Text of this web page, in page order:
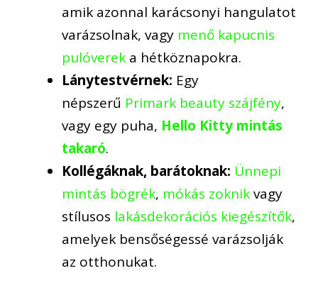
amik azonnal karácsonyi hangulatot
varázsolnak, vagy menő kapucnis
pulóverek a hétköznapokra.
Lánytestvérnek: Egy
népszerű Primark beauty szájfény,
vagy egy puha, Hello Kitty mintás
takaró.
Kollégáknak, barátoknak: Ünnepi
mintás bögrék, mókás zoknikvagy
stílusos lakásdekorációs kiegészítők,
amelyek bensőségessé varázsolják
az otthonukat.